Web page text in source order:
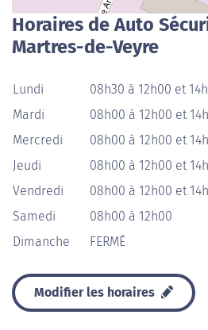
Horaires de Auto
Martres-de-Veyre
Lundi
08h30 à 12h00 et
Mardi
08h00 à 12h00 et
Mercredi
08h00 à 12h00 et
Jeudi
08h00 à 12h00 et
Vendredi
08h00 à 12h00 et
Samedi
08h00 à 12h00
Dimanche
FERMÉ
Modifier les horaires